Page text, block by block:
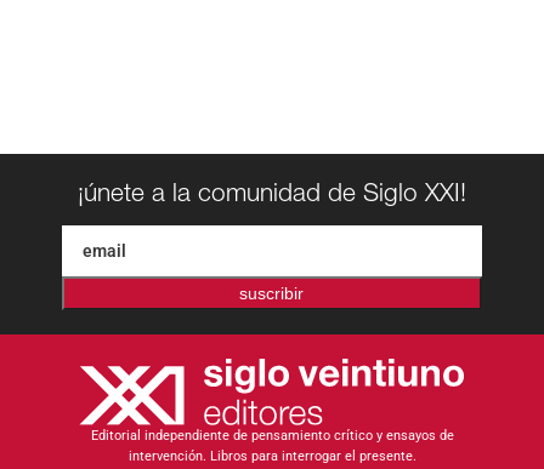
¡únete a la comunidad de Siglo XXI!
suscribir
Editorial independiente de pensamiento crítico y ensayos de
intervención. Libros para interrogar el presente.